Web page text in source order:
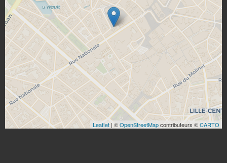
Leaflet | ©OpenStreetMapcontributeurs ©CARTO